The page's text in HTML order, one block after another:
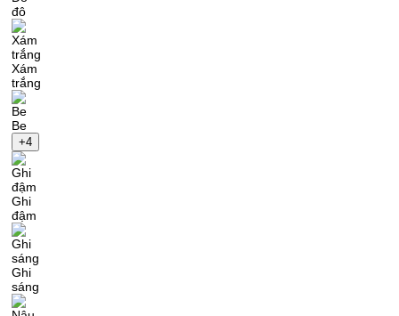
đô
Xám
trắng
Be
+4
Ghi
đậm
Ghi
sáng